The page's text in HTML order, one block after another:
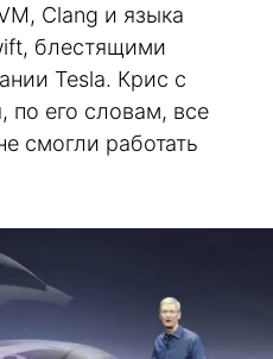
Clang и языка
блестящими
Tesla. Крис с
по его словам, все
смогли работать